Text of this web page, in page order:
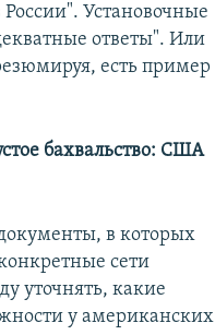
Установочные
ответы". Или
есть пример
бахвальство: США
в которых
сети
уточнять, какие
у американских